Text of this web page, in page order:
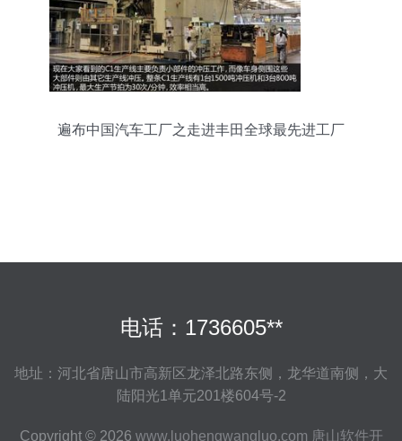
遍布中国汽车工厂之走进丰田全球最先进工厂
电话：1736605**
地址：河北省唐山市高新区龙泽北路东侧，龙华道南侧，大
陆阳光1单元201楼604号-2
Copyright © 2026 www.luohengwangluo.com 唐山软件开